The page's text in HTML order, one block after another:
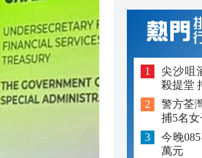
尖沙咀
殺提堂
警方荃
捕5名女
今晚
萬元